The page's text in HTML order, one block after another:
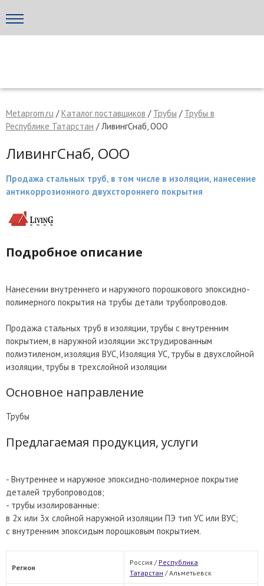
МЕТАПРОМ - российский торгово-промышленный портал
Написать поставщику
Metaprom.ru /Каталог поставщиков / Трубы / Трубы в
Республике Татарстан / ЛивингСнаб, ООО
ЛивингСнаб, ООО
Продажа стальных труб, в том числе в изоляции, нанесение
антикоррозионного двухстороннего покрытия
Подробное описание
Нанесении внутреннего и наружного порошкового эпоксидно-
полимерного покрытия на трубы детали трубопроводов.
Продажа стальных труб в изоляции, трубы с внутренним
покрытием, в наружной изоляции экструдированным
полиэтиленом, изоляция ВУС, Изоляция УС, трубы в двухслойной
изоляции, трубы в трехслойной изоляции
Основное направление
Трубы
Предлагаемая продукция, услуги
- Внутреннее и наружное эпоксидно-полимерное покрытие
деталей трубопроводов;
- трубы изолированные:
в 2х или 3х слойной наружной изоляции ПЭ тип УС или ВУС;
с внутренним эпоксидым порошковым покрытием.
Регион
Россия / Республика
Татарстан /Альметьевск